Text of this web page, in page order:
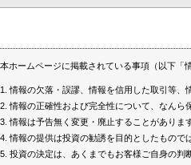
本ホームページに掲載されている事項（以下「
情報の欠落・誤謬、情報を信用した取引等、
情報の正確性および完全性について、なんら
情報は予告無く変更・廃止することがありま
情報の提供は投資の勧誘を目的としたもので
投資の決定は、あくまでもお客様ご自身の判